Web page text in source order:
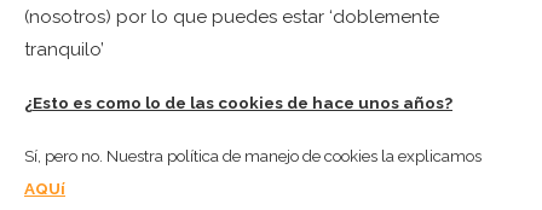
(nosotros) por lo que puedes estar ‘doblemente
tranquilo’
¿Esto es como lo de las cookies de hace unos años?
Sí, pero no. Nuestra política de manejo de cookies la explicamos
AQUí